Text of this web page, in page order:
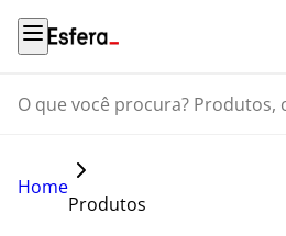
O que você procura? Produtos,
Home
Produtos